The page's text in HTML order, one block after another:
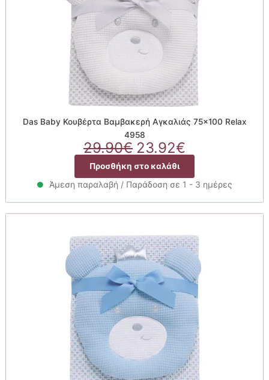
Das Baby Κουβέρτα Βαμβακερή Αγκαλιάς 75×100 Relax
4958
29.90€ Original
price
was:
29.90€.
23.92€
τρέχουσα
τιμή
είναι:
23.92€.
Προσθήκη στο καλάθι
Άμεση παραλαβή / Παράδοση σε 1 - 3 ημέρες